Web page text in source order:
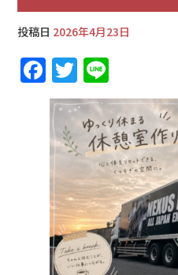
投稿日 2026年4月23日
F
a
c
e
b
o
o
k
T
w
it
te
r
n
e